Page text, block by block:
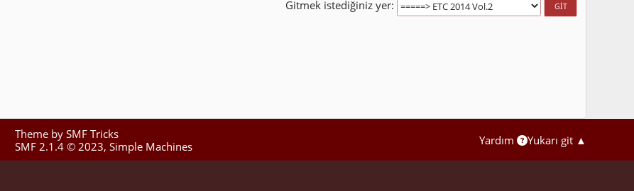
Gitmek istediğiniz yer
Theme by SMF Tricks
SMF 2.1.4 © 2023, Simple Machines Yardım Yukarı git ▲